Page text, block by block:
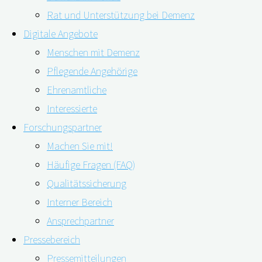
Rat und Unterstützung bei Demenz
Digitale Angebote
Menschen mit Demenz
Pflegende Angehörige
Ehrenamtliche
Interessierte
Forschungspartner
Machen Sie mit!
Häufige Fragen (FAQ)
Qualitätssicherung
Interner Bereich
Ansprechpartner
Pressebereich
Pressemitteilungen
schwierig: Pflegende
zu wenig an sich selbst.
Dabei sind gerade sie
Demenz-Forschungsprojekt
digiDEM Bayern ein neues,
Pressespiegel
Pressekontakt
Newsletter
Staatsministerin Huml
treibt digiDEM Bayern
weiter voran
Pressemitteilung: Online-
Kurs, Pflege-App und
Demenz-Podcast: die
Gewinner des Open
Innovation Wettbewerbs